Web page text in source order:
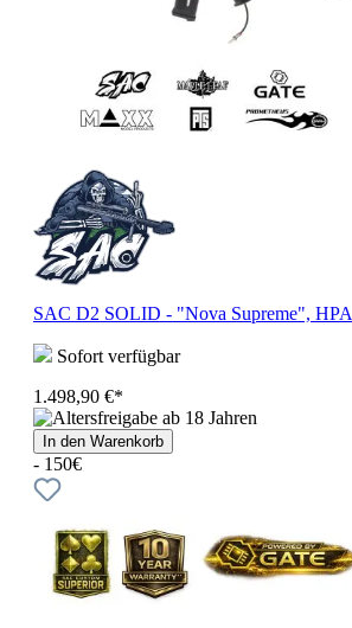
SAC D2 SOLID - "Nova Supreme", HPA
Sofort verfügbar
1.498,90 €*
In den Warenkorb
- 150€